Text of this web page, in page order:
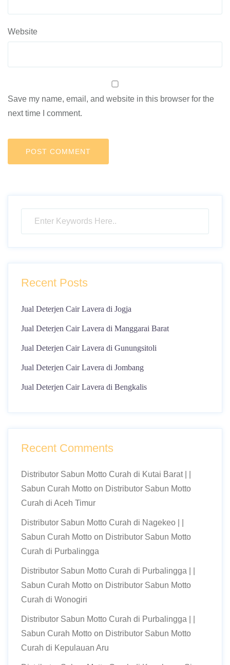
Website
Save my name, email, and website in this browser for the
next time I comment.
Recent Posts
Jual Deterjen Cair Lavera di Jogja
Jual Deterjen Cair Lavera di Manggarai Barat
Jual Deterjen Cair Lavera di Gunungsitoli
Jual Deterjen Cair Lavera di Jombang
Jual Deterjen Cair Lavera di Bengkalis
Recent Comments
Distributor Sabun Motto Curah di Kutai Barat | |
Sabun Curah Motto on Distributor Sabun Motto
Curah di Aceh Timur
Distributor Sabun Motto Curah di Nagekeo | |
Sabun Curah Motto on Distributor Sabun Motto
Curah di Purbalingga
Distributor Sabun Motto Curah di Purbalingga | |
Sabun Curah Motto on Distributor Sabun Motto
Curah di Wonogiri
Distributor Sabun Motto Curah di Purbalingga | |
Sabun Curah Motto on Distributor Sabun Motto
Curah di Kepulauan Aru